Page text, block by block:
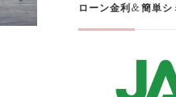
ローン金利＆簡単シ